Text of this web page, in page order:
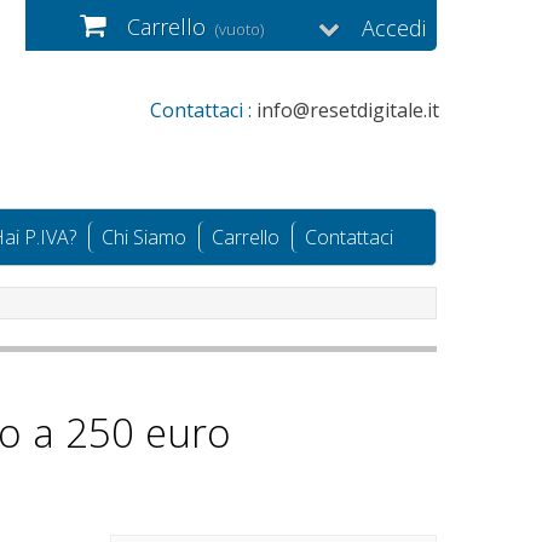
Accedi
Carrello (vuoto)
Contattaci : info@resetdigitale.it
P.IVA? Chi Siamo Carrello Contattaci
a 250 euro